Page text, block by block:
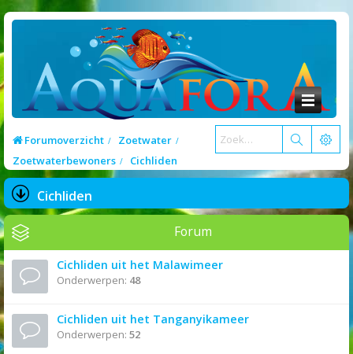
Forumoverzicht
Zoetwater
Zoetwaterbewoners
Cichliden
Cichliden
Forum
Cichliden uit het Malawimeer
Onderwerpen: 48
Cichliden uit het Tanganyikameer
Onderwerpen: 52